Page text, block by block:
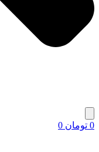
0 تومان 0